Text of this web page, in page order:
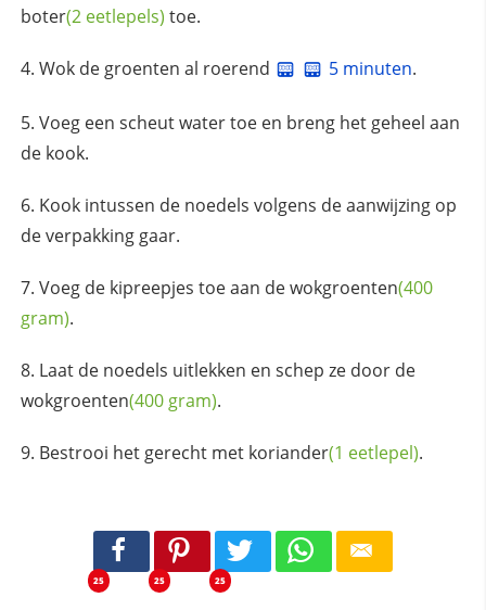
boter(2 eetlepels) toe.
Wok de groenten al roerend 5 minuten.
Voeg een scheut water toe en breng het geheel aan
de kook.
Kook intussen de noedels volgens de aanwijzing op
de verpakking gaar.
Voeg de kipreepjes toe aan dewokgroenten(400
gram).
Laat de noedels uitlekken en schep ze door de
wokgroenten(400 gram).
Bestrooi het gerecht met koriander(1 eetlepel).
25 25 25